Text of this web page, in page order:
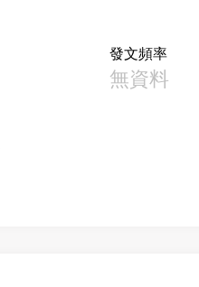
發文頻率
無資料